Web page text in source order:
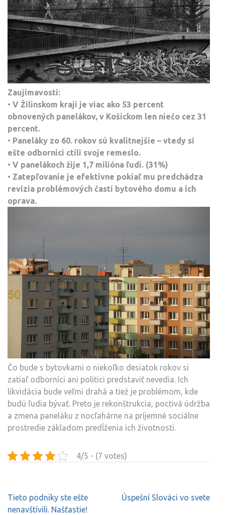
Zaujímavosti:
• V Žilinskom kraji je viac ako 53 percent
obnovených panelákov, v Košickom len niečo cez 31
percent.
• Paneláky zo 60. rokov sú kvalitnejšie – vtedy si
ešte odborníci ctili svoje remeslo.
• V panelákoch žije 1,7 milióna ľudí. (31%)
• Zatepľovanie je efektívne pokiaľ mu predchádza
revízia problémových častí bytového domu a ich
oprava.
Čo bude s bytovkami o niekoľko desiatok rokov si
zatiaľ odborníci ani politici predstaviť nevedia. Ich
likvidácia bude veľmi drahá a tiež je problémom, kde
budú ľudia bývať. Preto je rekonštrukcia, poctivá údržba
a zmena paneláku z nocľahárne na príjemné sociálne
prostredie základom predĺženia ich životnosti.
4/5 - (7 votes)
Navigace
pro
Tieto podniky ste ešte
nenavštívili. Našťastie!
Úspešní Slováci vo svete